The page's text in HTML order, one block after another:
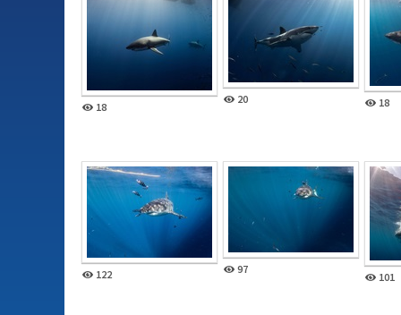
18
20 18
122 97
101